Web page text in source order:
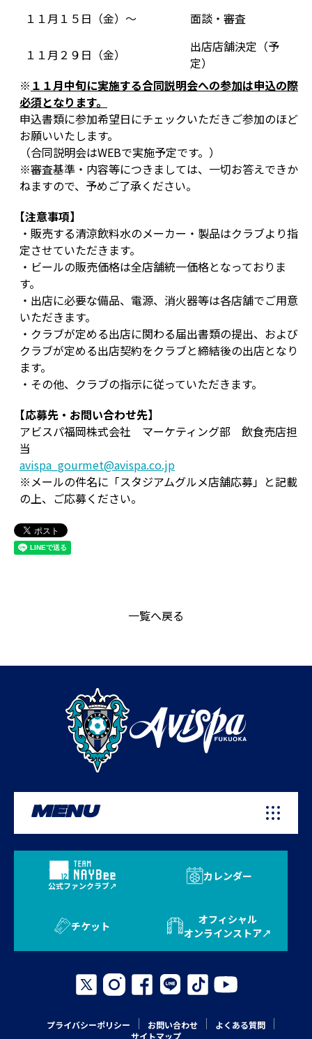
１１月１５日（金）～ 面談・審査
１１月２９日（金）
出店店舗決定（予
定）
※ １１月中旬に実施する合同説明会への参加は申込の際
必須となります。
申込書類に参加希望日にチェックいただきご参加のほど
お願いいたします。
（合同説明会はWEBで実施予定です。）
※審査基準・内容等につきましては、一切お答えできか
ねますので、予めご了承ください。
【注意事項】
・販売する清涼飲料水のメーカー・製品はクラブより指
定させていただきます。
・ビールの販売価格は全店舗統一価格となっておりま
す。
・出店に必要な備品、電源、消火器等は各店舗でご用意
いただきます。
・クラブが定める出店に関わる届出書類の提出、および
クラブが定める出店契約をクラブと締結後の出店となり
ます。
・その他、クラブの指示に従っていただきます。
【応募先・お問い合わせ先】
アビスパ福岡株式会社 マーケティング部 飲食売店担
当
avispa_gourmet@avispa.co.jp
※メールの件名に「スタジアムグルメ店舗応募」と記載
の上、ご応募ください。
一覧へ戻る
MENU
公式ファンクラブ
カレンダー
チケット
オフィシャル
オンラインストア
プライバシーポリシー お問い合わせ
よくある質問
サイトマップ